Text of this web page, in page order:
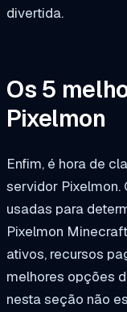
divertida.
Os 5
Pixelmon
Enfim, é hora de
servidor Pixelmon.
usadas para
Pixelmon
ativos, recursos
melhores opções
nesta seção não